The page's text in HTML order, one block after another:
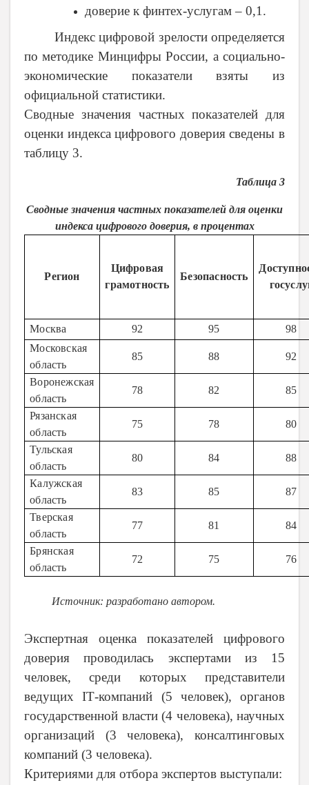
доверие к финтех-услугам – 0,1.
Индекс цифровой зрелости определяется
по методике Минцифры России, а социально-
экономические показатели взяты из
официальной статистики.
Сводные значения частных показателей для
оценки индекса цифрового доверия сведены в
таблицу 3.
Таблица 3
Сводные значения частных показателей для оценки
индекса цифрового доверия, в процентах
Регион
Цифровая
грамотность
Безопасность
Москва 92 95
98
Московская
область
85 88 92
Воронежская
область
78 82 85
Рязанская
область
75 78 80
Тульская
область
80 84 88
Калужская
область
83 85 87
Тверская
область
77 81 84
Брянская
область
72 75 76
Источник: разработано автором.
Экспертная оценка показателей цифрового
доверия проводилась экспертами из 15
человек, среди которых представители
ведущихIT-компаний (5 человек), органов
государственной власти (4 человека), научных
организаций (3 человека), консалтинговых
компаний (3 человека).
Критериями для отбора экспертов выступали: